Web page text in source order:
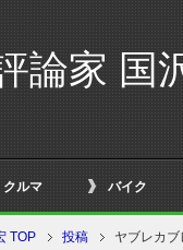
論家 国
クルマ バイク
TOP 投稿 ヤブレカブ